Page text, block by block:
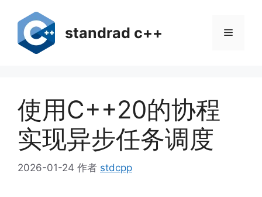
standrad c++ 菜
使用C++20的协程
实现异步任务调度
2026-01-24 作者 stdcpp